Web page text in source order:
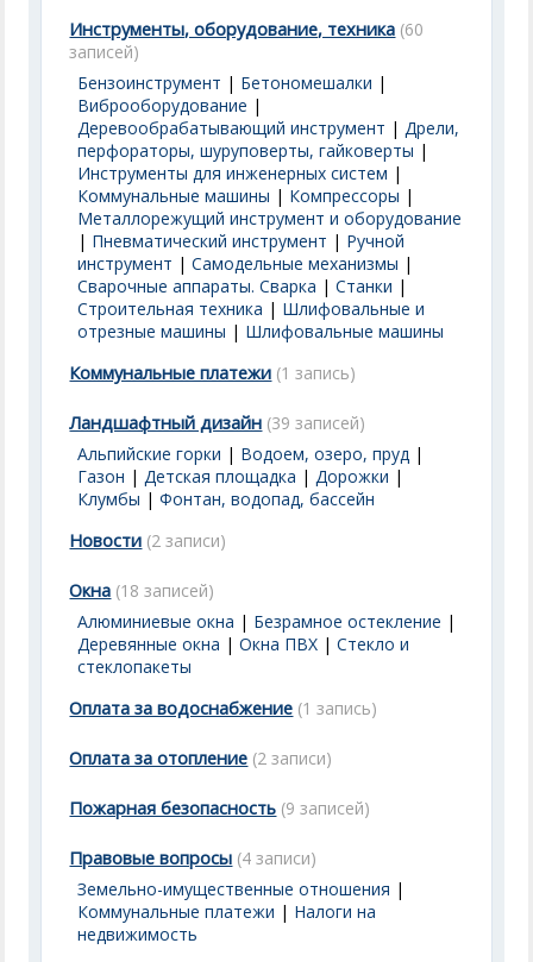
Инструменты, оборудование, техника (60
записей)
Бензоинструмент | Бетономешалки |
Виброоборудование |
Деревообрабатывающий инструмент |Дрели,
перфораторы, шуруповерты, гайковерты |
Инструменты для инженерных систем |
Коммунальные машины | Компрессоры |
Металлорежущий инструмент и оборудование
| Пневматический инструмент | Ручной
инструмент |Самодельные механизмы |
Сварочные аппараты. Сварка |Станки |
Строительная техника | Шлифовальные и
отрезные машины | Шлифовальные машины
Коммунальные платежи (1 запись)
Ландшафтный дизайн (39 записей)
Альпийские горки | Водоем, озеро, пруд |
Газон |Детская площадка |Дорожки |
Клумбы |Фонтан, водопад, бассейн
Новости (2 записи)
Окна (18 записей)
Алюминиевые окна | Безрамное остекление |
Деревянные окна |Окна ПВХ |Стекло и
стеклопакеты
Оплата за водоснабжение (1 запись)
Оплата за отопление (2 записи)
Пожарная безопасность (9 записей)
Правовые вопросы (4 записи)
Земельно-имущественные отношения |
Коммунальные платежи | Налоги на
недвижимость